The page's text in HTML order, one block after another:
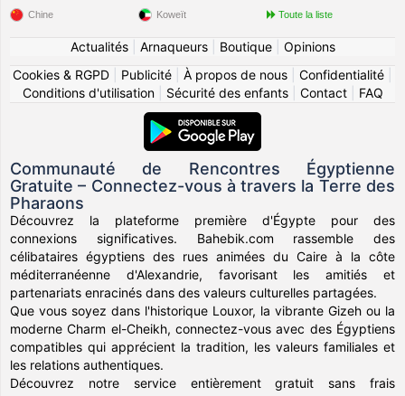
Chine Koweït Toute la liste
Actualités| Arnaqueurs| Boutique| Opinions
Cookies & RGPD
Publicité À propos de nous Confidentialité
Conditions d'utilisation| Sécurité des enfants| Contact| FAQ
Communauté de Rencontres Égyptienne
Gratuite – Connectez-vous à travers la Terre des
Pharaons
Découvrez la plateforme première d'Égypte pour des
connexions significatives. Bahebik.com rassemble des
célibataires égyptiens des rues animées du Caire à la côte
méditerranéenne d'Alexandrie, favorisant les amitiés et
partenariats enracinés dans des valeurs culturelles partagées.
Que vous soyez dans l'historique Louxor, la vibrante Gizeh ou la
moderne Charm el-Cheikh, connectez-vous avec des Égyptiens
compatibles qui apprécient la tradition, les valeurs familiales et
les relations authentiques.
Découvrez notre service entièrement gratuit sans frais